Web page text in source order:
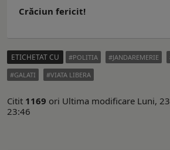
Crăciun fericit!
ETICHETAT CU POLITIA JANDAREMERIE
GALATI
VIATA LIBERA
Citit 1169 ori Ultima modificare Luni,
23:46